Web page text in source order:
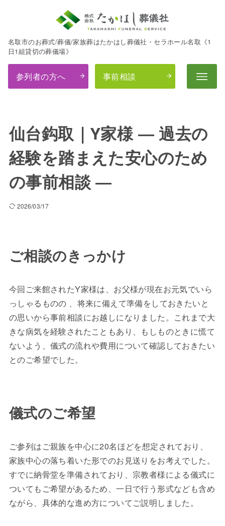
名取市のお葬式/葬儀/家族葬はたかはし葬儀社・セラホール名取《1
日1組貸切の葬儀場》
参列者の方へ 事前相談
仙台鈎取｜Y家様 ― 過去の
経験を踏まえた安心のため
の事前相談 ―
2026/03/17
ご相談のきっかけ
今回ご来館されたY家様は、お父様が現在お元気でいら
っしゃるものの 、将来に備えて準備をしておきたいと
の思いから事前相談にお越しになりました。これまで大
きな病気を経験されたこともあり、もしものときに慌て
ないよう、儀式の流れや費用について確認しておきたい
とのご希望でした。
儀式のご希望
ご参列はご親族を中心に20名ほどを想定されており、
家族中心の落ち着いた形でのお見送りをお考えでした。
すでに納骨堂を準備されており、宗教者様による儀式に
ついてもご希望があるため、一日で行う形式なども含め
ながら、具体的な進め方についてご説明しました。